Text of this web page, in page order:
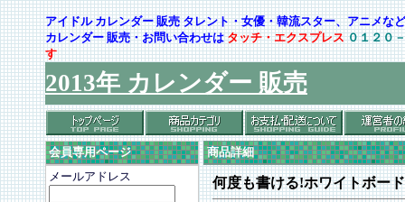
アイドル カレンダー 販売 タレント・女優・韓流スター、アニメ
カレンダー 販売・お問い合わせはタッチ・エクスプレス ０１２０
す
2013年 カレンダー 販売
会員専用ページ
メールアドレス
商品詳細
何度も書ける!ホワイトボー